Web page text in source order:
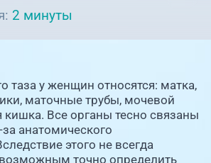
2 минуты
таза у женщин относятся: матка,
маточные трубы, мочевой
Все органы тесно связаны
анатомического
этого не всегда
возможным точно определить